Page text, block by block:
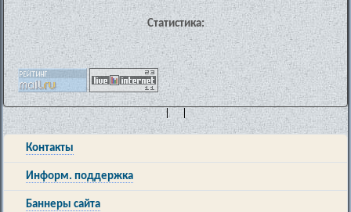
Статистика:
| |
Контакты
Информ. поддержка
Баннеры сайта